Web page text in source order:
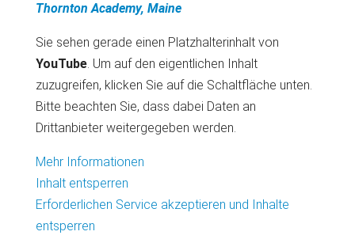
Thornton Academy, Maine
Sie sehen gerade einen Platzhalterinhalt von
YouTube. Um auf den eigentlichen Inhalt
zuzugreifen, klicken Sie auf die Schaltfläche unten.
Bitte beachten Sie, dass dabei Daten an
Drittanbieter weitergegeben werden.
Mehr Informationen
Inhalt entsperren
Erforderlichen Service akzeptieren und Inhalte
entsperren